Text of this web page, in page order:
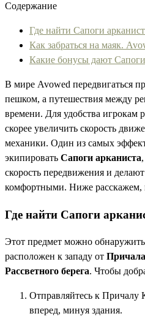
Содержание
Где найти Сапоги
Как забраться на маяк.
Какие бонусы дают
В мире Avowed передвигаться
пешком, а путешествия между
времени. Для удобства игрокам
скорее увеличить скорость
механики. Один из самых
экипировать Сапоги арканиста
скорость передвижения и
комфортными. Ниже расскажем,
Где найти Сапоги
Этот предмет можно
расположен к западу от
Рассветного берега. Чтобы
Отправляйтесь к Причалу
вперед, минуя здания.